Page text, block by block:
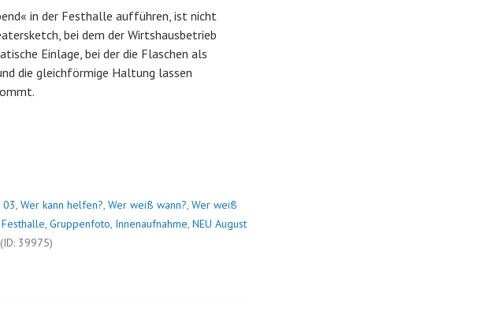
in der Festhalle aufführen, ist nicht
bei dem der Wirtshausbetrieb
Einlage, bei der die Flaschen als
die gleichförmige Haltung lassen
, Wer kann helfen?, Wer weiß wann?, Wer weiß
Festhalle, Gruppenfoto, Innenaufnahme, NEU August
(ID: 39975)